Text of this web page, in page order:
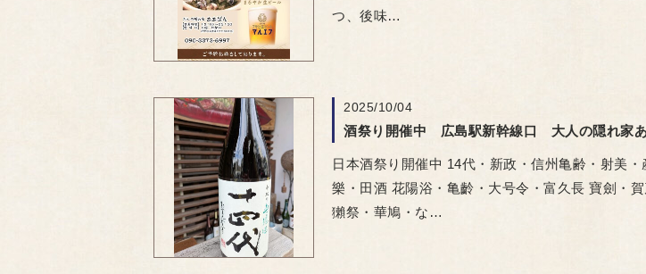
つ、後味…
2025/10/04
酒祭り開催中 広島駅新幹線口 大人の隠れ家
日本酒祭り開催中 14代・新政・信州亀齢・射美
樂・田酒 花陽浴・亀齡・大号令・富久長 寶劍・賀
獺祭・華鳩・な…